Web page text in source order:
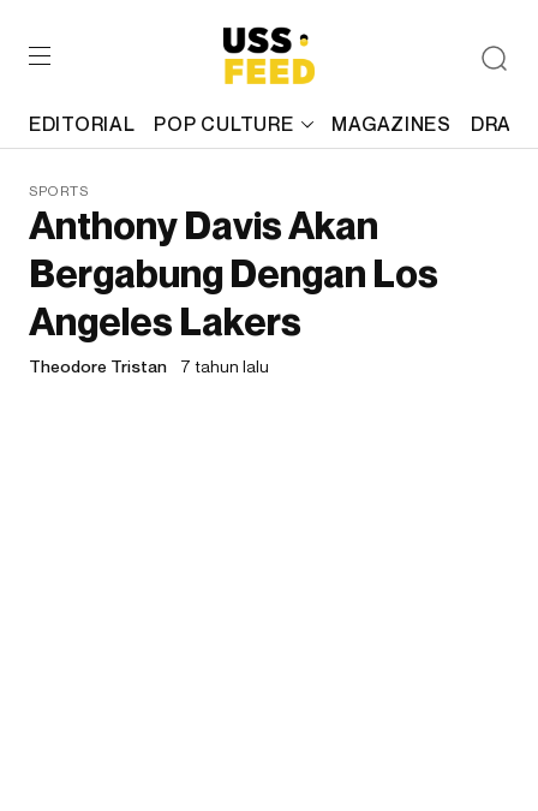
EDITORIAL POP CULTURE MAGAZINES
SPORTS
Anthony Davis Akan
Bergabung Dengan Los
Angeles Lakers
Theodore Tristan 7 tahun lalu